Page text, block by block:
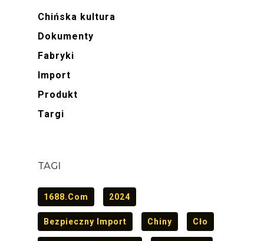
Chińska kultura
Dokumenty
Fabryki
Import
Produkt
Targi
TAGI
1688.com 2024
Bezpieczny Import Chiny Cło